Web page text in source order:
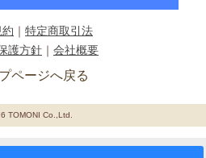
約 ｜ 特定商取引法
護方針 ｜ 会社概要
ページへ戻る
TOMONI Co.,Ltd.